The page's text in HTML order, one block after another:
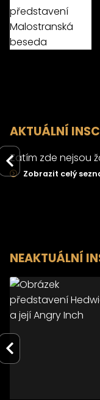
AKTUÁLNÍ
Zatím zde nejsou
Zobrazit celý
NEAKTUÁLNÍ